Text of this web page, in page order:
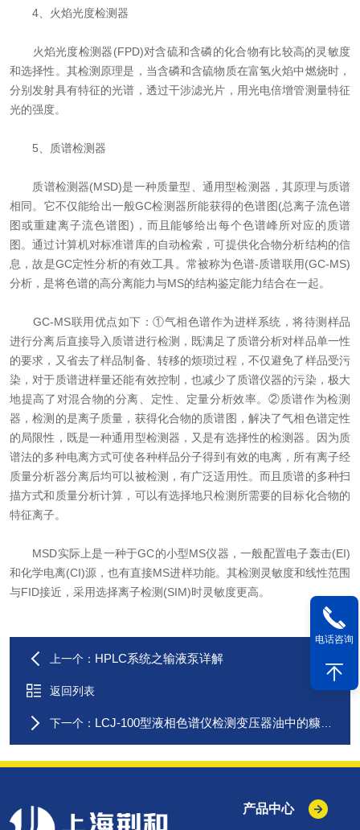
4、火焰光度检测器
火焰光度检测器(FPD)对含硫和含磷的化合物有比较高的灵敏度
和选择性。其检测原理是，当含磷和含硫物质在富氢火焰中燃烧时，
分别发射具有特征的光谱，透过干涉滤光片，用光电倍增管测量特征
光的强度。
5、质谱检测器
质谱检测器(MSD)是一种质量型、通用型检测器，其原理与质谱
相同。它不仅能给出一般GC检测器所能获得的色谱图(总离子流色谱
图或重建离子流色谱图)，而且能够给出每个色谱峰所对应的质谱
图。通过计算机对标准谱库的自动检索，可提供化合物分析结构的信
息，故是GC定性分析的有效工具。常被称为色谱-质谱联用(GC-MS)
分析，是将色谱的高分离能力与MS的结构鉴定能力结合在一起。
GC-MS联用优点如下：①气相色谱作为进样系统，将待测样品
进行分离后直接导入质谱进行检测，既满足了质谱分析对样品单一性
的要求，又省去了样品制备、转移的烦琐过程，不仅避免了样品受污
染，对于质谱进样量还能有效控制，也减少了质谱仪器的污染，极大
地提高了对混合物的分离、定性、定量分析效率。②质谱作为检测
器，检测的是离子质量，获得化合物的质谱图，解决了气相色谱定性
的局限性，既是一种通用型检测器，又是有选择性的检测器。因为质
谱法的多种电离方式可使各种样品分子得到有效的电离，所有离子经
质量分析器分离后均可以被检测，有广泛适用性。而且质谱的多种扫
描方式和质量分析计算，可以有选择地只检测所需要的目标化合物的
特征离子。
MSD实际上是一种于GC的小型MS仪器，一般配置电子轰击(EI)
和化学电离(CI)源，也有直接MS进样功能。其检测灵敏度和线性范围
与FID接近，采用选择离子检测(SIM)时灵敏度更高。
上一个： HPLC系统之输液泵详解
返回列表
下一个： LCJ-100型液相色谱仪检测变压器油中的糠醛含量
产品中心
电话咨询